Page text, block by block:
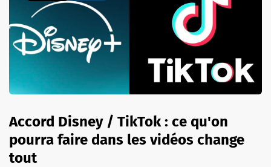
Accord Disney / TikTok : ce qu'on
pourra faire dans les vidéos change
tout